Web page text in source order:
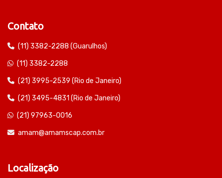
Contato
(11) 3382-2288 (Guarulhos)
(11) 3382-2288
(21) 3995-2539 (Rio de Janeiro)
(21) 3495-4831 (Rio de Janeiro)
(21) 97963-0016
amam@amamscap.com.br
Localização